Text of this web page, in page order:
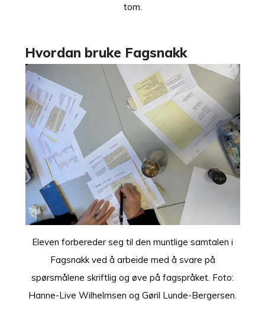
tom.
Hvordan bruke Fagsnakk
Eleven forbereder seg til den muntlige samtalen i
Fagsnakk ved å arbeide med å svare på
spørsmålene skriftlig og øve på fagspråket. Foto:
Hanne-Live Wilhelmsen og Gøril Lunde-Bergersen.